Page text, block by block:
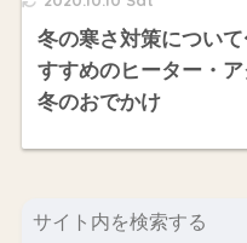
冬の寒さ対策につい
すすめのヒーター・
冬のおでかけ